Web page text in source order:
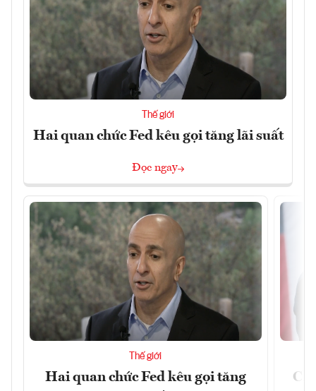
Thế giới
Hai quan chức Fed kêu gọi tăng lãi suất
Đọc ngay
Thế giới
Hai quan chức Fed kêu gọi tăng